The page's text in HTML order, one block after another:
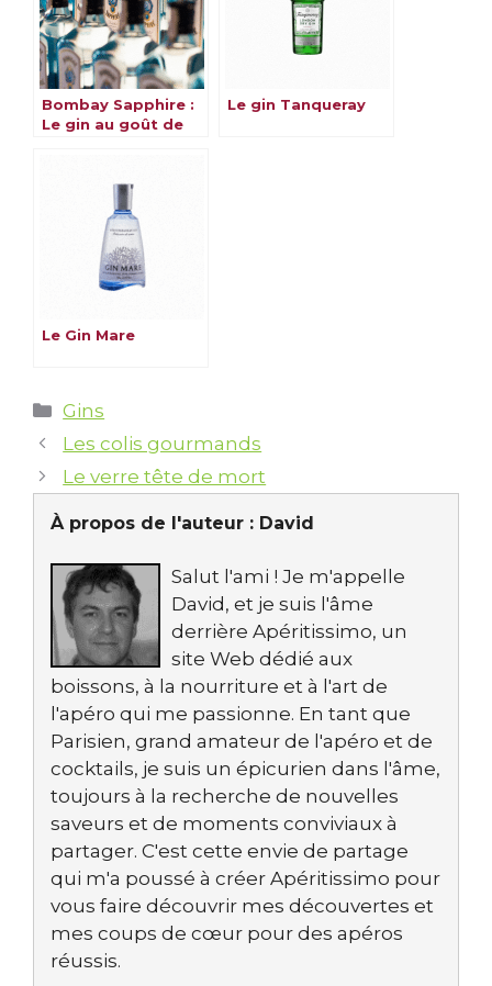
Bombay Sapphire :
Le gin au goût de
Le gin Tanqueray
Le Gin Mare
Catégories
Gins
Les colis gourmands
Le verre tête de mort
À propos de l'auteur : David
Salut l'ami ! Je m'appelle
David, et je suis l'âme
derrière Apéritissimo, un
site Web dédié aux
boissons, à la nourriture et à l'art de
l'apéro qui me passionne. En tant que
Parisien, grand amateur de l'apéro et de
cocktails, je suis un épicurien dans l'âme,
toujours à la recherche de nouvelles
saveurs et de moments conviviaux à
partager. C'est cette envie de partage
qui m'a poussé à créer Apéritissimo pour
vous faire découvrir mes découvertes et
mes coups de cœur pour des apéros
réussis.